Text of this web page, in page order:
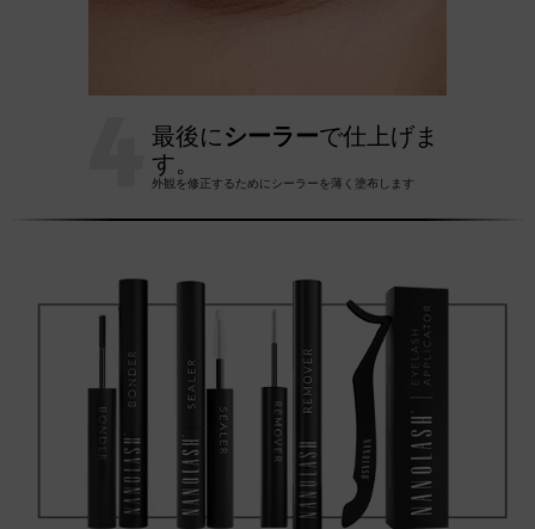
最後にシーラーで仕上げま
す。
外観を修正するためにシーラーを薄く塗布します